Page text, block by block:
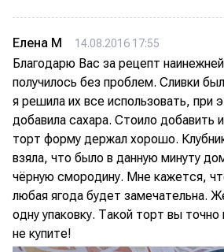
Елена М 14.08.2016 17:55
Благодарю Вас за рецепт
получилось без проблем. Сливки
я решила их все использовать, при
добавила сахара. Стоило добавить
торт форму держал хорошо.
взяла, что было в данную минуту
чёрную смородину. Мне кажется,
любая ягода будет замечательна.
одну упаковку. Такой торт вы точно
не купите!